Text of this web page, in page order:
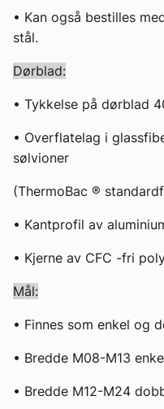
• Kan også bestilles
stål.
Dørblad:
• Tykkelse på dørblad
• Overflatelag i
sølvioner
(ThermoBac ®
• Kantprofil av
• Kjerne av CFC -fri
Mål:
• Finnes som enkel og
• Bredde M08-M13
• Bredde M12-M24